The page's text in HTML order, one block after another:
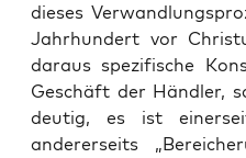
die­ses
Jahr­hun­dert vor
dar­aus spe­zi­fi­sche
Geschäft der Händ­ler,
deu­tig, es ist
ande­rer­seits